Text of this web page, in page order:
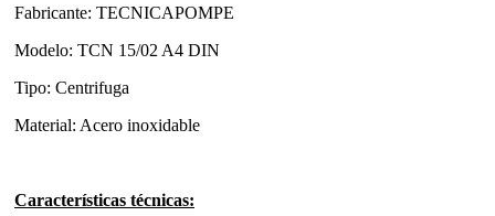
Fabricante: TECNICAPOMPE
Modelo: TCN 15/02 A4 DIN
Tipo: Centrifuga
Material: Acero inoxidable
Características técnicas: